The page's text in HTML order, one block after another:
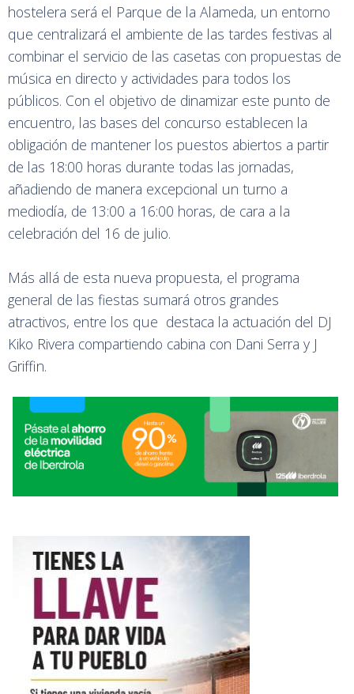
hostelera será el Parque de la Alameda, un entorno
que centralizará el ambiente de las tardes festivas al
combinar el servicio de las casetas con propuestas de
música en directo y actividades para todos los
públicos. Con el objetivo de dinamizar este punto de
encuentro, las bases del concurso establecen la
obligación de mantener los puestos abiertos a partir
de las 18:00 horas durante todas las jornadas,
añadiendo de manera excepcional un turno a
mediodía, de 13:00 a 16:00 horas, de cara a la
celebración del 16 de julio.
Más allá de esta nueva propuesta, el programa
general de las fiestas sumará otros grandes
atractivos, entre los que destaca la actuación del DJ
Kiko Rivera compartiendo cabina con Dani Serra y J
Griffin.